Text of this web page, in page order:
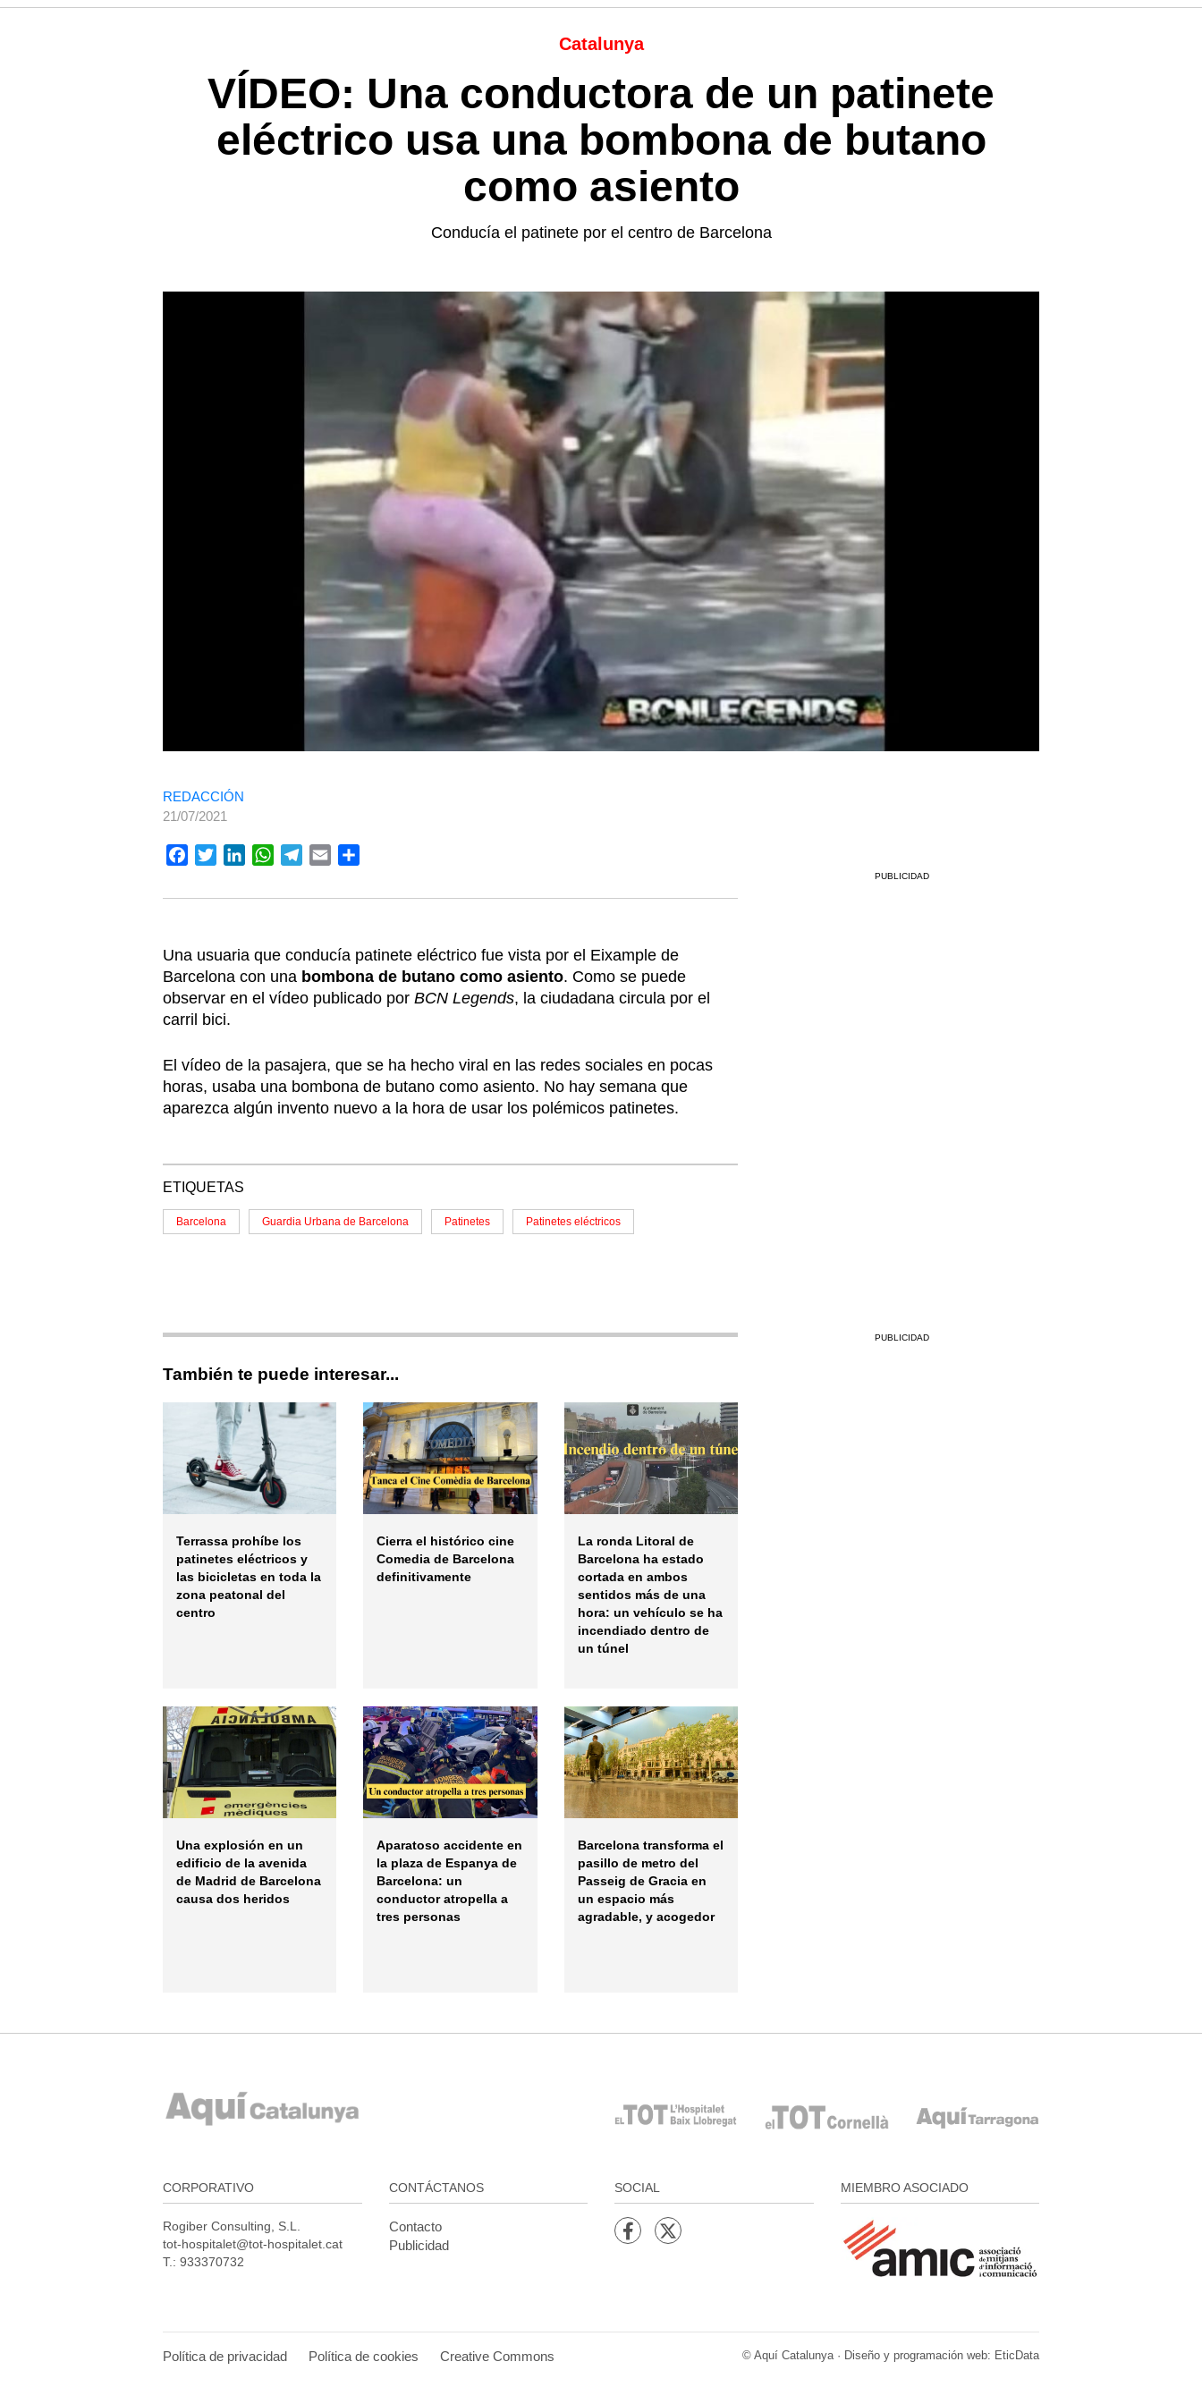
Catalunya
VÍDEO: Una conductora de un patinete
eléctrico usa una bombona de butano
como asiento
Conducía el patinete por el centro de Barcelona
REDACCIÓN
21/07/2021
FacebookTwitterLinkedInWhatsApp
Telegram
Email
Una usuaria que conducía patinete eléctrico fue vista por el Eixample de
Barcelona con una bombona de butano como asiento. Como se puede
observar en el vídeo publicado por BCN Legends, la ciudadana circula por el
carril bici.
El vídeo de la pasajera, que se ha hecho viral en las redes sociales en pocas
horas, usaba una bombona de butano como asiento. No hay semana que
aparezca algún invento nuevo a la hora de usar los polémicos patinetes.
ETIQUETAS
Barcelona Guardia Urbana de Barcelona Patinetes Patinetes eléctricos
PUBLICIDAD
También te puede interesar...
Terrassa prohíbe los
patinetes eléctricos y
las bicicletas en toda la
zona peatonal del
centro
Cierra el histórico cine
Comedia de Barcelona
definitivamente
La ronda Litoral de
Barcelona ha estado
cortada en ambos
sentidos más de una
hora: un vehículo se ha
incendiado dentro de
un túnel
Una explosión en un
edificio de la avenida
de Madrid de Barcelona
causa dos heridos
Aparatoso accidente en
la plaza de Espanya de
Barcelona: un
conductor atropella a
tres personas
Barcelona transforma el
pasillo de metro del
Passeig de Gracia en
un espacio más
agradable, y acogedor
PUBLICIDAD
CORPORATIVO
Rogiber Consulting, S.L.
tot-hospitalet@tot-hospitalet.cat
T.: 933370732
CONTÁCTANOS
Contacto
Publicidad
SOCIAL MIEMBRO ASOCIADO
Política de privacidad Política de cookies Creative Commons © Aquí Catalunya · Diseño y programación web: EticData